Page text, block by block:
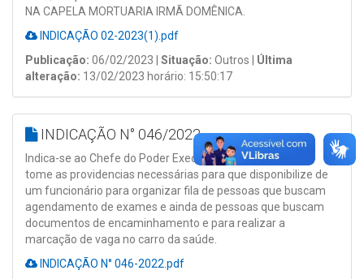
NA CAPELA MORTUARIA IRMÃ DOMÊNICA.
INDICAÇÃO 02-2023(1).pdf
Publicação: 06/02/2023 | Situação: Outros | Última
alteração: 13/02/2023 horário: 15:50:17
INDICAÇÃO N° 046/2022
Indica-se ao Chefe do Poder Executivo do Município, que
tome as providencias necessárias para que disponibilize de
um funcionário para organizar fila de pessoas que buscam
agendamento de exames e ainda de pessoas que buscam
documentos de encaminhamento e para realizar a
marcação de vaga no carro da saúde.
INDICAÇÃO N° 046-2022.pdf